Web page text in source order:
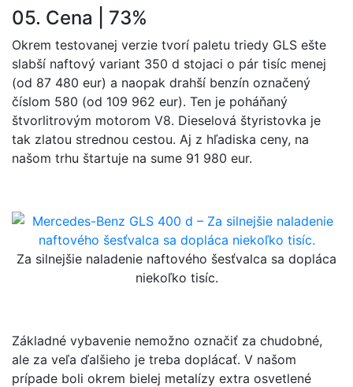
05. Cena | 73%
Okrem testovanej verzie tvorí paletu triedy GLS ešte
slabší naftový variant 350 d stojaci o pár tisíc menej
(od 87 480 eur) a naopak drahší benzín označený
číslom 580 (od 109 962 eur). Ten je poháňaný
štvorlitrovým motorom V8. Dieselová štyristovka je
tak zlatou strednou cestou. Aj z hľadiska ceny, na
našom trhu štartuje na sume 91 980 eur.
Za silnejšie naladenie naftového šesťvalca sa dopláca
niekoľko tisíc.
Základné vybavenie nemožno označiť za chudobné,
ale za veľa ďalšieho je treba doplácať. V našom
prípade boli okrem bielej metalízy extra osvetlené